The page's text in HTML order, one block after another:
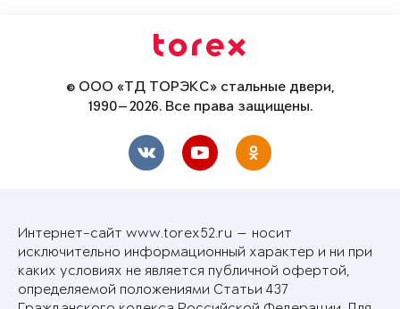
© ООО «ТД ТОРЭКС» стальные двери,
1990—2026. Все права защищены.
Интернет-сайт www.torex52.ru — носит
исключительно информационный характер и ни при
каких условиях не является публичной офертой,
определяемой положениями Статьи 437